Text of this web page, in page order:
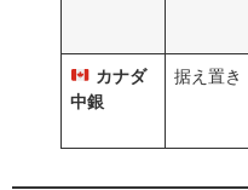
カナダ
中銀
据え置き